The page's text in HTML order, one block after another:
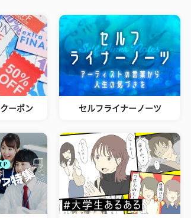
ーポン セルフライナーノーツ